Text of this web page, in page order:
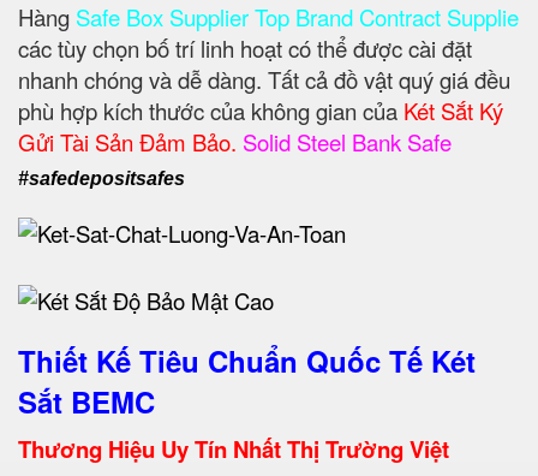
Hàng Safe Box Supplier Top Brand Contract Supplie
các tùy chọn bố trí linh hoạt có thể được cài đặt
nhanh chóng và dễ dàng. Tất cả đồ vật quý giá đều
phù hợp kích thước của không gian của Két Sắt Ký
Gửi Tài Sản Đảm Bảo. Solid Steel Bank Safe
#safedepositsafes
Thiết Kế Tiêu Chuẩn Quốc Tế Két
Sắt BEMC
Thương Hiệu Uy Tín Nhất Thị Trường Việt